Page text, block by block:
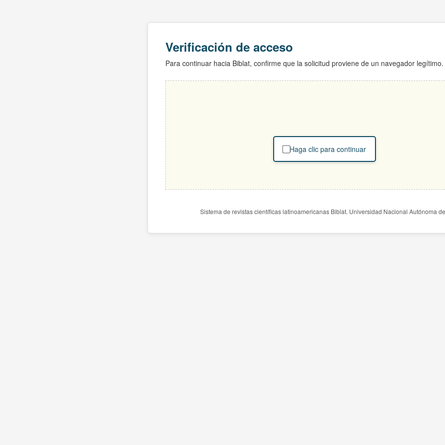
Verificación de acceso
Para continuar hacia Biblat, confirme que la solicitud proviene de un navegador legítimo.
Haga clic para continuar
Sistema de revistas científicas latinoamericanas Biblat. Universidad Nacional Autónoma